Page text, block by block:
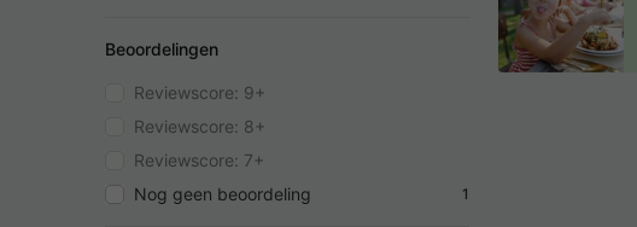
Beoordelingen
Reviewscore: 9+
Reviewscore: 8+
Reviewscore: 7+
Nog geen beoordeling
1